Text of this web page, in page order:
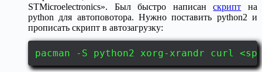
STMicroelectronics». Был быстро написанскрипт на
python для автоповотора. Нужно поставить python2 и
прописать скрипт в автозагрузку:
pacman -S python2 xorg-xrandr curl